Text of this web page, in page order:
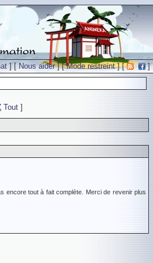
] [Nous aider] [Mode restreint] [ ]
Tout ]
encore tout à fait complète. Merci de revenir plus